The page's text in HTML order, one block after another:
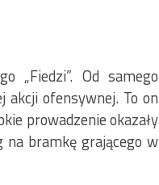
„Fiedzi”. Od samego
ofensywnej. To on
prowadzenie okazały
bramkę grającego w